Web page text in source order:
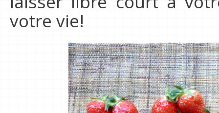
votre vie!